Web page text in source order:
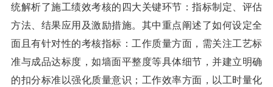
统解析了施工绩效考核的四大关键环节：指标制定、评估
方法、结果应用及激励措施。其中重点阐述了如何设定全
面且有针对性的考核指标：工作质量方面，需关注工艺标
准与成品达标度，如墙面平整度等具体细节，并建立明确
的扣分标准以强化质量意识；工作效率方面，以工时量化